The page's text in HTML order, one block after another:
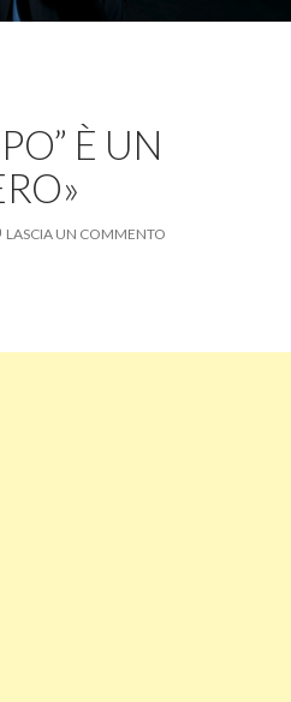
È UN
LASCIA UN COMMENTO